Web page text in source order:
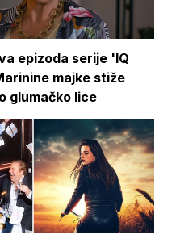
epizoda serije 'IQ
majke stiže
glumačko lice